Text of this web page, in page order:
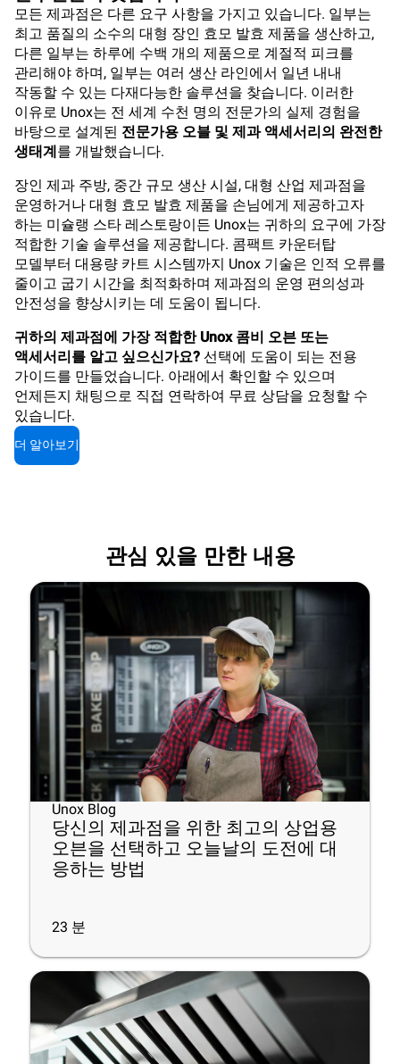
모든 제과점은 다른 요구 사항을 가지고 있습니다. 일부는
최고 품질의 소수의 대형 장인 효모 발효 제품을 생산하고,
다른 일부는 하루에 수백 개의 제품으로 계절적 피크를
관리해야 하며, 일부는 여러 생산 라인에서 일년 내내
작동할 수 있는 다재다능한 솔루션을 찾습니다. 이러한
이유로 Unox는 전 세계 수천 명의 전문가의 실제 경험을
바탕으로 설계된 전문가용 오블 및 제과 액세서리의 완전한
생태계를 개발했습니다.
장인 제과 주방, 중간 규모 생산 시설, 대형 산업 제과점을
운영하거나 대형 효모 발효 제품을 손님에게 제공하고자
하는 미슐랭 스타 레스토랑이든 Unox는 귀하의 요구에 가장
적합한 기술 솔루션을 제공합니다. 콤팩트 카운터탑
모델부터 대용량 카트 시스템까지 Unox 기술은 인적 오류를
줄이고 굽기 시간을 최적화하며 제과점의 운영 편의성과
안전성을 향상시키는 데 도움이 됩니다.
귀하의 제과점에 가장 적합한 Unox 콤비 오븐 또는
액세서리를 알고 싶으신가요? 선택에 도움이 되는 전용
가이드를 만들었습니다. 아래에서 확인할 수 있으며
언제든지 채팅으로 직접 연락하여 무료 상담을 요청할 수
있습니다.
더 알아보기
관심 있을 만한 내용
Unox Blog
당신의 제과점을 위한 최고의 상업용
오븐을 선택하고 오늘날의 도전에 대
응하는 방법
23 분